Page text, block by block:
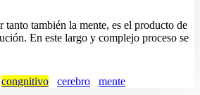
también la mente, es el producto de
En este largo y complejo proceso se
congnitivo cerebro mente